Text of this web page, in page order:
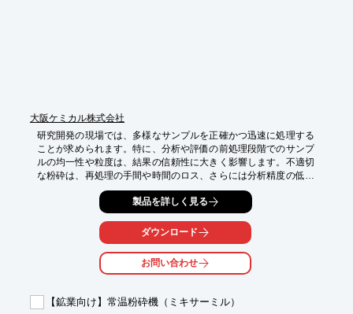
大阪ケミカル株式会社
研究開発の現場では、多様なサンプルを正確かつ迅速に処理する
ことが求められます。特に、分析や評価の前処理段階でのサンプ
ルの均一性や粒度は、結果の信頼性に大きく影響します。不適切
な粉砕は、再処理の手間や時間のロス、さらには分析精度の低下
を招く可能性があります。ワンダークラッシャーWC-3は、1200
ワットのパワーと28000回転の超高速モーターにより、岩石、生
薬、穀物、木片など、乾燥した様々な試料を短時間で粉砕し、研
究開発におけるサンプル処理の効率化をサポートします。
【活用シーン】
・生薬や薬草の粉砕
・穀物や種子の粉砕
・錠剤や陶磁器の粉砕
製品を詳しく見る
ダウンロード
お問い合わせ
【鉱業向け】常温粉砕機（ミキサーミル）